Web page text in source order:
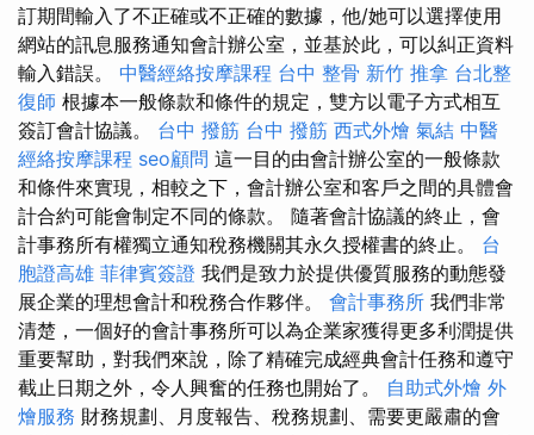
訂期間輸入了不正確或不正確的數據，他/她可以選擇使用
網站的訊息服務通知會計辦公室，並基於此，可以糾正資料
輸入錯誤。 中醫經絡按摩課程 台中 整骨 新竹 推拿 台北整
復師 根據本一般條款和條件的規定，雙方以電子方式相互
簽訂會計協議。 台中 撥筋 台中 撥筋 西式外燴 氣結 中醫
經絡按摩課程 seo顧問 這一目的由會計辦公室的一般條款
和條件來實現，相較之下，會計辦公室和客戶之間的具體會
計合約可能會制定不同的條款。 隨著會計協議的終止，會
計事務所有權獨立通知稅務機關其永久授權書的終止。 台
胞證高雄 菲律賓簽證 我們是致力於提供優質服務的動態發
展企業的理想會計和稅務合作夥伴。 會計事務所 我們非常
清楚，一個好的會計事務所可以為企業家獲得更多利潤提供
重要幫助，對我們來說，除了精確完成經典會計任務和遵守
截止日期之外，令人興奮的任務也開始了。 自助式外燴 外
燴服務 財務規劃、月度報告、稅務規劃、需要更嚴肅的會